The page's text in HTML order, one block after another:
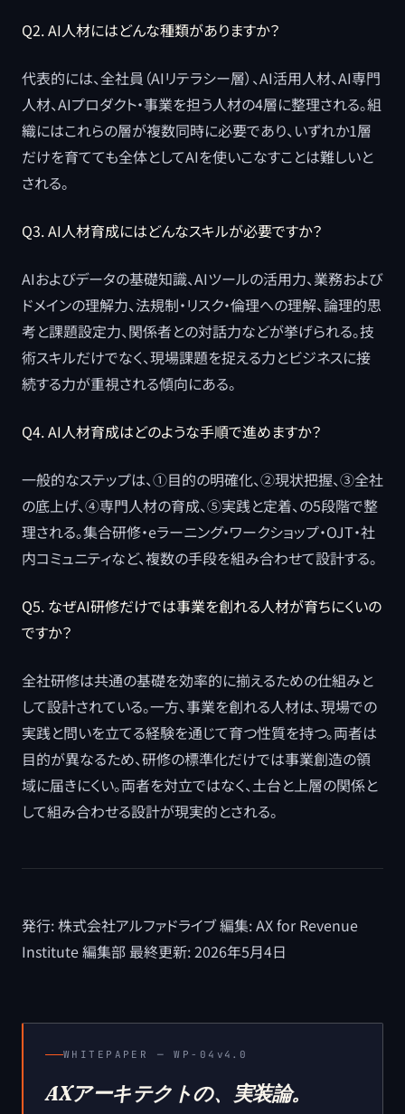
Q2. AI人材にはどんな種類がありますか？
代表的には、全社員（AIリテラシー層）、AI活用人材、AI専門
人材、AIプロダクト・事業を担う人材の4層に整理される。組
織にはこれらの層が複数同時に必要であり、いずれか1層
だけを育てても全体としてAIを使いこなすことは難しいと
される。
Q3. AI人材育成にはどんなスキルが必要ですか？
AIおよびデータの基礎知識、AIツールの活用力、業務および
ドメインの理解力、法規制・リスク・倫理への理解、論理的思
考と課題設定力、関係者との対話力などが挙げられる。技
術スキルだけでなく、現場課題を捉える力とビジネスに接
続する力が重視される傾向にある。
Q4. AI人材育成はどのような手順で進めますか？
一般的なステップは、①目的の明確化、②現状把握、③全社
の底上げ、④専門人材の育成、⑤実践と定着、の5段階で整
理される。集合研修・eラーニング・ワークショップ・OJT・社
内コミュニティなど、複数の手段を組み合わせて設計する。
Q5. なぜAI研修だけでは事業を創れる人材が育ちにくいの
ですか？
全社研修は共通の基礎を効率的に揃えるための仕組みと
して設計されている。一方、事業を創れる人材は、現場での
実践と問いを立てる経験を通じて育つ性質を持つ。両者は
目的が異なるため、研修の標準化だけでは事業創造の領
域に届きにくい。両者を対立ではなく、土台と上層の関係と
して組み合わせる設計が現実的とされる。
発行: 株式会社アルファドライブ 編集: AX for Revenue
Institute 編集部 最終更新: 2026年5月4日
WHITEPAPER ─WP-04 v4.0
AXアーキテクトの、実装論。